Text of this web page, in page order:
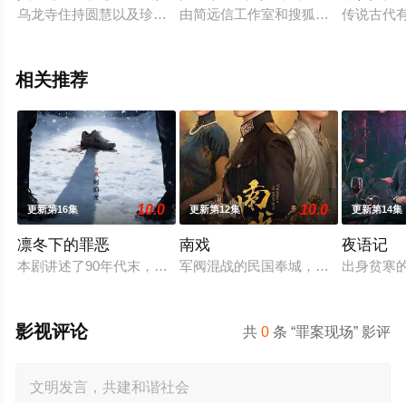
乌龙寺住持圆慧以及珍贵的《九阴真经》无故失踪，之后，圆
由简远信工作室和搜狐视频联合出品
传说古代
相关推荐
更新第16集 10.0
凛冬下的罪恶
本剧讲述了90年代末，怒河市刑侦支队在无普及监控、无DNA
更新第12集 10.0
南戏
军阀混战的民国奉城，玉佛头离奇失
更新第14集
夜语记
出身贫寒
共0 条 “罪案现场” 影评
影视评论